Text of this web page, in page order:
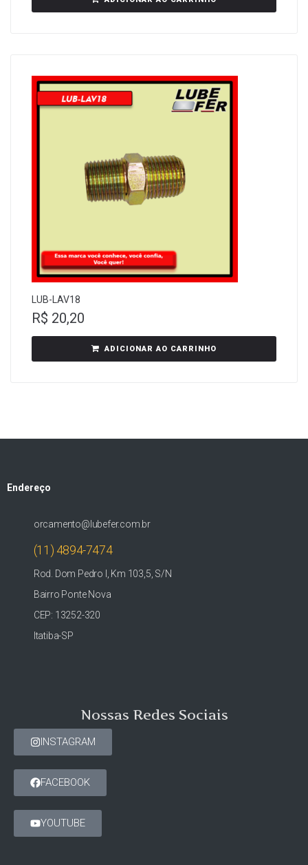
LUB-LAV18
R$ 20,20
ADICIONAR AO CARRINHO
Endereço
orcamento@lubefer.com.br
(11) 4894-7474
Rod. Dom Pedro I, Km 103,5, S/N
Bairro Ponte Nova
CEP: 13252-320
Itatiba-SP
Nossas Redes Sociais
INSTAGRAM
FACEBOOK
YOUTUBE